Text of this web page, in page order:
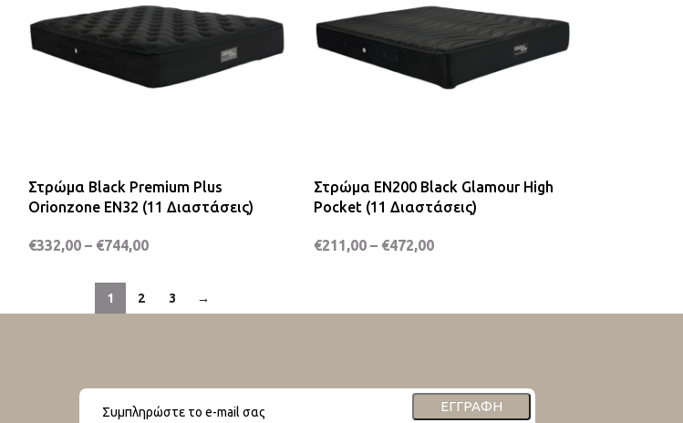
Στρώμα Black Premium Plus
Orionzone EN32 (11 Διαστάσεις)
€332,00 – €744,00
Στρώμα EN200 Black Glamour High
Pocket (11 Διαστάσεις)
€211,00 – €472,00
1 2 3 →
ΕΓΓΡΑΦΉ